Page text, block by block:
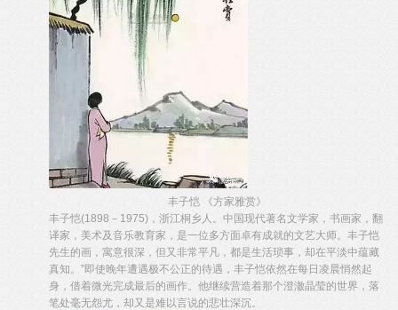
丰子恺 《方家雅赏》
丰子恺(1898－1975)，浙江桐乡人。中国现代著名文学家，书画家，翻
译家，美术及音乐教育家，是一位多方面卓有成就的文艺大师。丰子恺
先生的画，寓意很深，但又非常平凡，都是生活琐事，却在平淡中蕴藏
真知。”即使晚年遭遇极不公正的待遇，丰子恺依然在每日凌晨悄然起
身，借着微光完成最后的画作。他继续营造着那个澄澈晶莹的世界，落
笔处毫无怨尤，却又是难以言说的悲壮深沉。